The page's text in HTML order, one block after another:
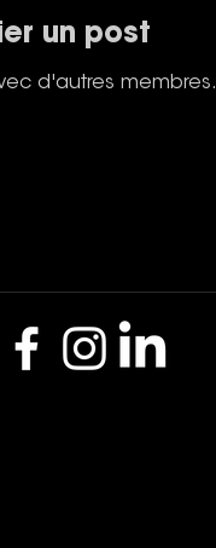
un post
d'autres membres.